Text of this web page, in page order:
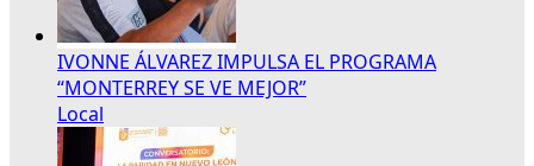
IVONNE ÁLVAREZ IMPULSA EL PROGRAMA
“MONTERREY SE VE MEJOR”
Local